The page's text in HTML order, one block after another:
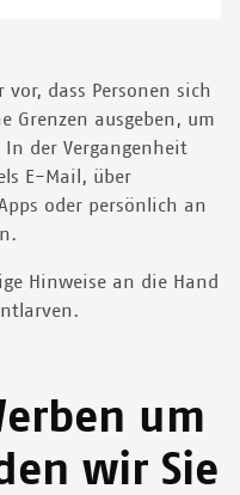
vor, dass Personen sich
Grenzen ausgeben, um
In der Vergangenheit
E-Mail, über
oder persönlich an
Hinweise an die Hand
um
wir Sie